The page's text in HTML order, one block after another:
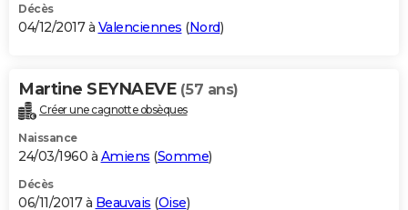
Décès
04/12/2017 à Valenciennes (Nord)
Martine SEYNAEVE (57 ans)
Créer une cagnotte obsèques
Naissance
24/03/1960 à Amiens (Somme)
Décès
06/11/2017 à Beauvais (Oise)